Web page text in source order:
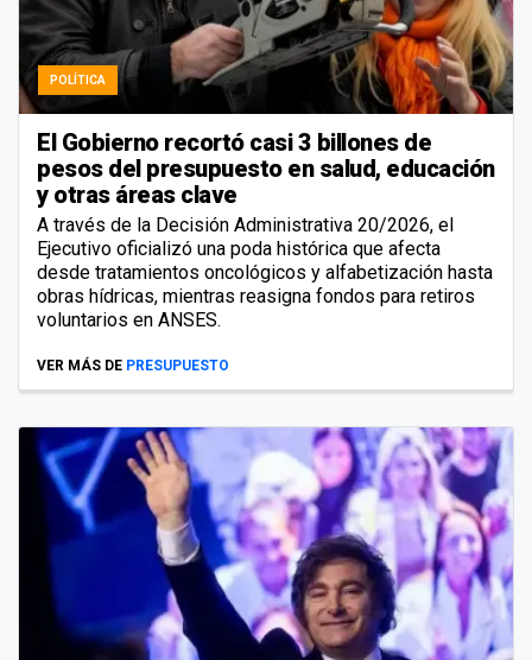
POLÍTICA
El Gobierno recortó casi 3 billones de
pesos del presupuesto en salud, educación
y otras áreas clave
A través de la Decisión Administrativa 20/2026, el
Ejecutivo oficializó una poda histórica que afecta
desde tratamientos oncológicos y alfabetización hasta
obras hídricas, mientras reasigna fondos para retiros
voluntarios en ANSES.
VER MÁS DE PRESUPUESTO